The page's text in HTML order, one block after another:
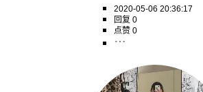
2020-05-06 20:36:17
回复 0
点赞 0